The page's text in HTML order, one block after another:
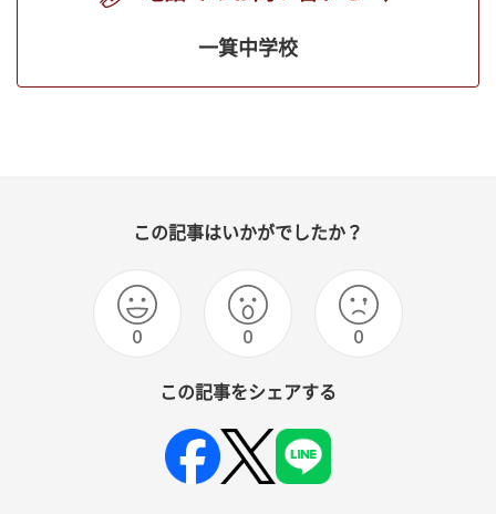
一箕中学校
この記事はいかがでしたか？
0 0 0
この記事をシェアする